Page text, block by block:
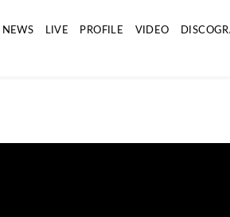
NEWS LIVE PROFILE VIDEO